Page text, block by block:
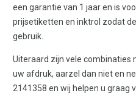
een garantie van 1 jaar en is
prijsetiketten en inktrol zodat
gebruik.
Uiteraard zijn vele combinaties
uw afdruk, aarzel dan niet en
2141358 en wij helpen u graag